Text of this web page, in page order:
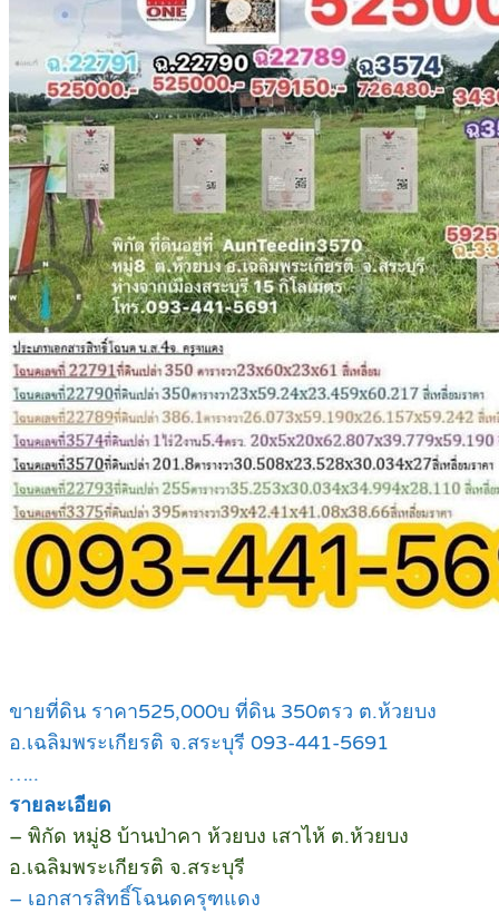
ขายที่ดิน ราคา525,000บ ที่ดิน 350ตรว ต.ห้วยบง
อ.เฉลิมพระเกียรติ จ.สระบุรี 093-441-5691
…..
รายละเอียด
– พิกัด หมู่8 บ้านป่าคา ห้วยบง เสาไห้ ต.ห้วยบง
อ.เฉลิมพระเกียรติ จ.สระบุรี
– เอกสารสิทธิ์โฉนดครุฑแดง